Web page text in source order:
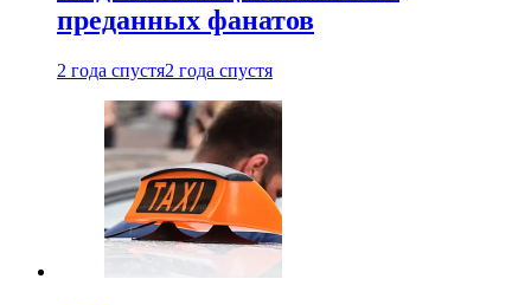
преданных фанатов
2 года спустя2 года спустя